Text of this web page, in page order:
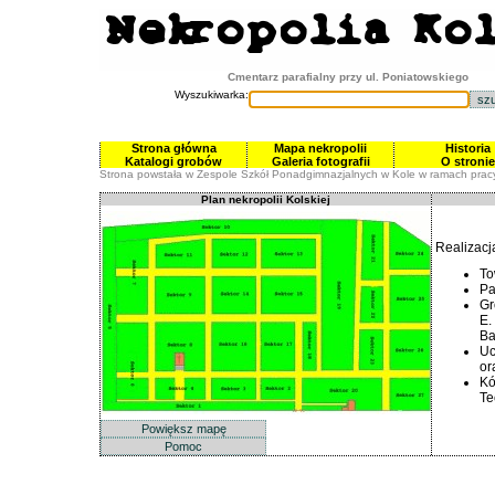
Cmentarz parafialny przy ul. Poniatowskiego
Wyszukiwarka:
Strona główna Mapa nekropolii
Historia
Katalogi grobów
Galeria fotografii O stronie
Strona powstała w Zespole Szkół Ponadgimnazjalnych w Kole w ramach
Plan nekropolii Kolskiej